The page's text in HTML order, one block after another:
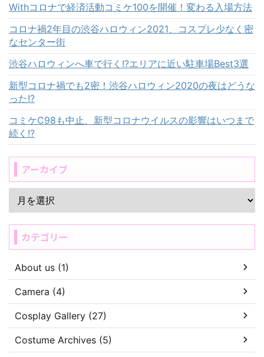
Withコロナで経済活動コミケ100を開催！変わる入場方法
コロナ禍2年目の渋谷ハロウィン2021、コスプレ少なく密
なセンター街
渋谷ハロウィンへ車で行く!?エリアに近い駐車場Best3選
新型コロナ禍でも2密！渋谷ハロウィン2020の夜はどうな
った!?
コミケC98も中止、新型コロナウイルスの影響はいつまで
続く!?
アーカイブ
カテゴリー
About us (1)
Camera (4)
Cosplay Gallery (27)
Costume Archives (5)